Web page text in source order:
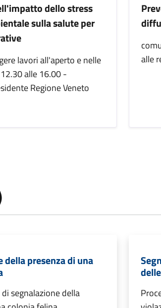
dello stress
sulla salute per
lavori all'aperto e nelle
alle 16.00 -
Regione Veneto
alle
della presenza di una
segnalazione della